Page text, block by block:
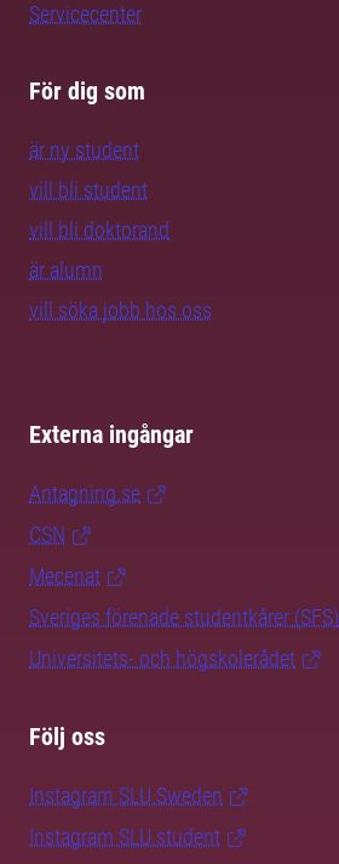
Servicecenter
För dig som
är ny student
vill bli student
vill bli doktorand
är alumn
vill söka jobb hos oss
Externa ingångar
Antagning.se
CSN
Mecenat
Sveriges förenade studentkårer (SFS)
Universitets- och högskolerådet
Följ oss
Instagram SLU.Sweden
Instagram SLU.student